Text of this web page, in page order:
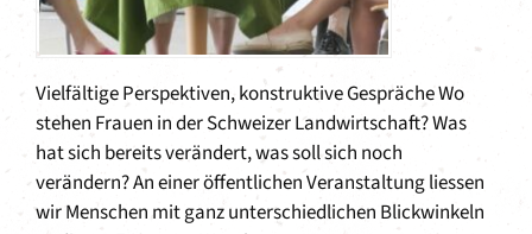
Vielfältige Perspektiven, konstruktive Gespräche Wo
stehen Frauen in der Schweizer Landwirtschaft? Was
hat sich bereits verändert, was soll sich noch
verändern? An einer öffentlichen Veranstaltung liessen
wir Menschen mit ganz unterschiedlichen Blickwinkeln